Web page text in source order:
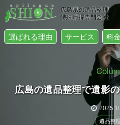
広島県の遺品整理
特殊清掃専門会社
選ばれる理由 サービス 料金
広島の遺品整理で遺影
遺品整理